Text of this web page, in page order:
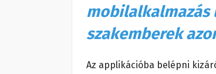
mobilalkalmazás
szakemberek
Az applikációba belépni